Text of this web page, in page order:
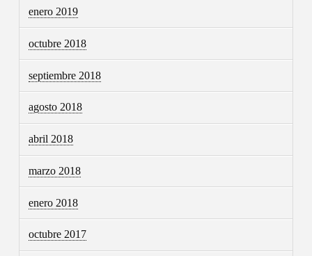
enero 2019
octubre 2018
septiembre 2018
agosto 2018
abril 2018
marzo 2018
enero 2018
octubre 2017